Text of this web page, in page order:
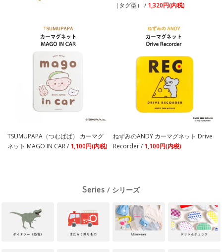
（タグ型） / 1,320円(内税)
TSUMUPAPA（つむぱぱ） カーマグ
ネット MAGO IN CAR / 1,100円(内税)
ねずみのANDY カーマグネット Drive
Recorder / 1,100円(内税)
Series / シリーズ